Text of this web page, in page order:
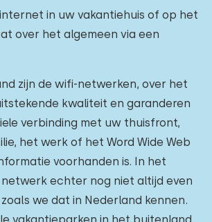
in uw vakantiehuis of op het
over het algemeen via een
zijn de wifi-netwerken, over het
kwaliteit en garanderen
verbinding met uw thuisfront,
het werk of het Word Wide Web
voorhanden is. In het
echter nog niet altijd even
we dat in Nederland kennen.